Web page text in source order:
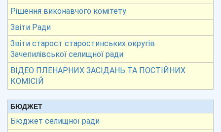
Рішення виконавчого комітету
Звіти Ради
Звіти старост старостинських округів
Зачепилівської селищної ради
ВІДЕО ПЛЕНАРНИХ ЗАСІДАНЬ ТА ПОСТІЙНИХ
КОМІСІЙ
БЮДЖЕТ
Бюджет селищної ради